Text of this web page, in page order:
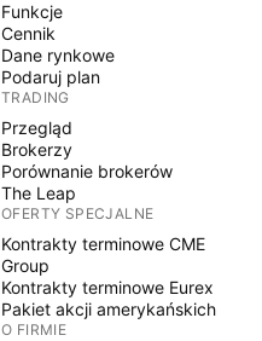
Funkcje
Cennik
Dane rynkowe
Podaruj plan
TRADING
Przegląd
Brokerzy
Porównanie brokerów
The Leap
OFERTY SPECJALNE
Kontrakty terminowe CME
Group
Kontrakty terminowe Eurex
Pakiet akcji amerykańskich
O FIRMIE